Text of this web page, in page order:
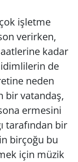
işletme
verirken,
kadar
de
neden
bir vatandaş,
ermesini
tarafından bir
birçoğu bu
için müzik